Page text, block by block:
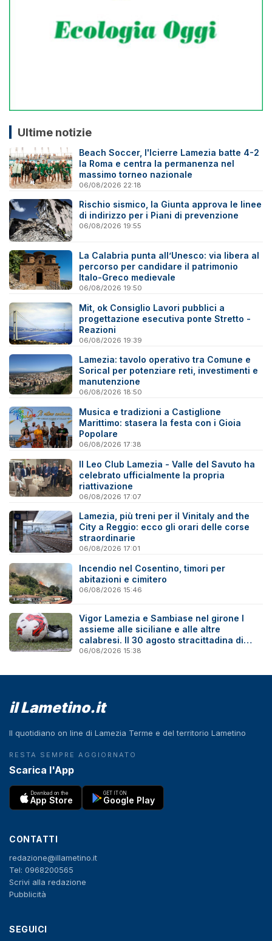
Ultime notizie
Beach Soccer, l'Icierre Lamezia batte 4-2
la Roma e centra la permanenza nel
massimo torneo nazionale
06/08/2026 22:18
Rischio sismico, la Giunta approva le linee
di indirizzo per i Piani di prevenzione
06/08/2026 19:55
La Calabria punta all’Unesco: via libera al
percorso per candidare il patrimonio
Italo-Greco medievale
06/08/2026 19:50
Mit, ok Consiglio Lavori pubblici a
progettazione esecutiva ponte Stretto -
Reazioni
06/08/2026 19:39
Lamezia: tavolo operativo tra Comune e
Sorical per potenziare reti, investimenti e
manutenzione
06/08/2026 18:50
Musica e tradizioni a Castiglione
Marittimo: stasera la festa con i Gioia
Popolare
06/08/2026 17:38
Il Leo Club Lamezia - Valle del Savuto ha
celebrato ufficialmente la propria
riattivazione
06/08/2026 17:07
Lamezia, più treni per il Vinitaly and the
City a Reggio: ecco gli orari delle corse
straordinarie
06/08/2026 17:01
Incendio nel Cosentino, timori per
abitazioni e cimitero
06/08/2026 15:46
Vigor Lamezia e Sambiase nel girone I
assieme alle siciliane e alle altre
calabresi. Il 30 agosto stracittadina di
Coppa Italia
06/08/2026 15:38
il Lametino.it
Il quotidiano on line di Lamezia Terme e del territorio Lametino
RESTA SEMPRE AGGIORNATO
Scarica l'App
Download on the
App Store
GET IT ON
Google Play
CONTATTI
redazione@illametino.it
Tel: 0968200565
Scrivi alla redazione
Pubblicità
SEGUICI